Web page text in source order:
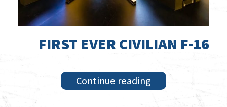
FIRST EVER CIVILIAN F-16
Continue reading